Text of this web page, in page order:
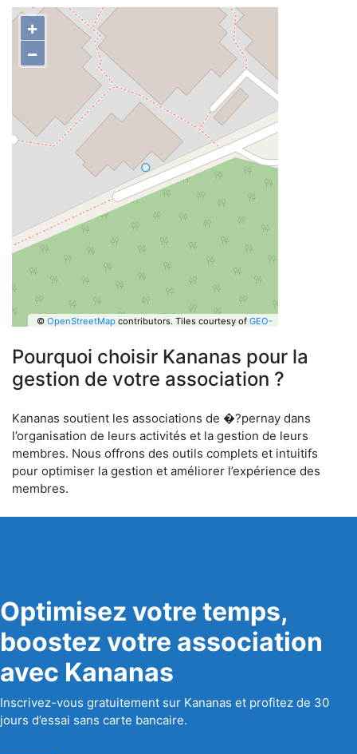
+
−
© OpenStreetMapcontributors. Tiles courtesy of GEO-
Pourquoi choisir Kananas pour la
gestion de votre association ?
Kananas soutient les associations de �?pernay dans
l’organisation de leurs activités et la gestion de leurs
membres. Nous offrons des outils complets et intuitifs
pour optimiser la gestion et améliorer l’expérience des
membres.
Optimisez votre temps,
boostez votre association
avec Kananas
Inscrivez-vous gratuitement sur Kananas et profitez de 30
jours d’essai sans carte bancaire.